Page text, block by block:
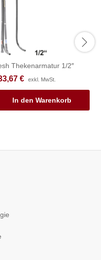
Thekenarmatur 1/2″
€ exkl. MwSt.
In den Warenkorb